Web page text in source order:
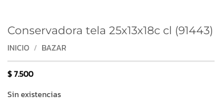
Conservadora tela 25x13x18c cl (91443)
INICIO / BAZAR
$7.500
Sin existencias